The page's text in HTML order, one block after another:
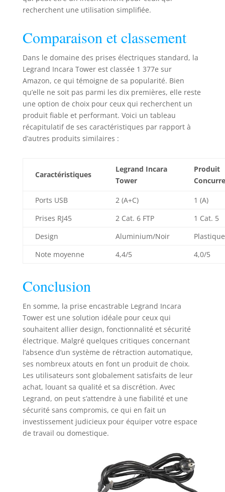
RJ 45, 3 prises,
câble de 2 m, 2
mA pour un
1500 mA pour 2
appareils,
aluminium/noir,
654975
recherchent une utilisation simplifiée.
Comparaison et classement
Dans le domaine des prises électriques standard, la
Legrand Incara Tower est classée 1 377e sur
Amazon, ce qui témoigne de sa popularité. Bien
qu’elle ne soit pas parmi les dix premières, elle reste
une option de choix pour ceux qui recherchent un
produit fiable et performant. Voici un tableau
récapitulatif de ses caractéristiques par rapport à
d’autres produits similaires :
Caractéristiques
Legrand Incara
Tower
Produit
Ports USB 2 (A+C)
1 (A)
Prises RJ45
2 Cat. 6 FTP
1 Cat. 5
Design
Aluminium/Noir
Note moyenne
4,4/5 4,0/5
Conclusion
En somme, la prise encastrable Legrand Incara
Tower est une solution idéale pour ceux qui
souhaitent allier design, fonctionnalité et sécurité
électrique. Malgré quelques critiques concernant
l’absence d’un système de rétraction automatique,
ses nombreux atouts en font un produit de choix.
Les utilisateurs sont globalement satisfaits de leur
achat, louant sa qualité et sa discrétion. Avec
Legrand, on peut s’attendre à une fiabilité et une
sécurité sans compromis, ce qui en fait un
investissement judicieux pour équiper votre espace
de travail ou domestique.